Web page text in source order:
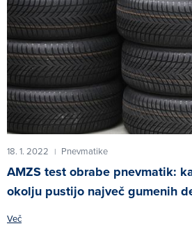
18. 1. 2022 | Pnevmatike
AMZS test obrabe pnevmatik:
okolju pustijo največ gumenih
Več